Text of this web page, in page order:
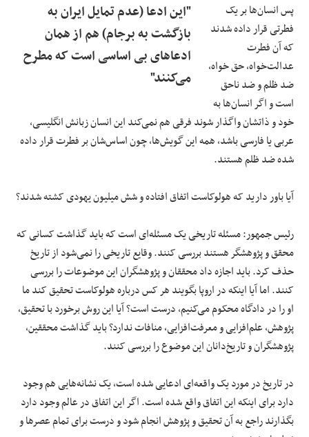
"این ادعا (عدم تمایل ایران به
بازگشت به برجام) هم از همان
ادعاهای بی اساسی است که مطرح
می‌کنند"
پس انسان‌ها بر یک
فطرتی قرار داده شدند
که آن فطرت
عدالت‌خواه، حق خواه،
ضد ظلم و ضد ناحق
است و اگر انسان‌ها به
خود و ذاتشان واگذار شوند فرقی هم نمی‌کند این انسان زبانش انگلیسی،
عربی یا فارسی باشد، همه این گویش‌ها، چون اساس‌شان بر فطرت قرار داده
شده ضد ظلم هستند.
آیا باور دارید که هولوکاست اتفاق افتاده و شش میلیون یهودی کشته شدند؟
رئیس جمهور: مسئله تاریخی یک مسئله‌ای است که باید گذاشت کسانی که
محقق و پژوهشگر هستند بررسی کنند. وقایع تاریخی را نمی‌شود از تاریخ
حذف کرد. باید اجازه داد محققان و پژوهشگران این موضوعات را بررسی
کنند. اما آیا اینکه در اروپا بگویند هر کس درباره هولوکاست تحقیق کند ما
او را در دادگاه محکوم می‌کنیم، درست است؟ آیا این روش برخورد با تحقیق،
پژوهش، علم‌افزایی و معرفت‌افزایی، منافات ندارد؟ باید گذاشت محققین،
پژوهشگران و تاریخ‌دانان این موضوع را بررسی کنند.
در تاریخ در مورد یک واقعه‌ای ادعایی شده است، یک نشانه‌هایی هم وجود
دارد برای اینکه این اتفاق واقع شده است. اگر این اتفاق در عالم وجود دارد
بگذارند راجع به آن تحقیق و پژوهش انجام شود و درست برای تمام عصرها و